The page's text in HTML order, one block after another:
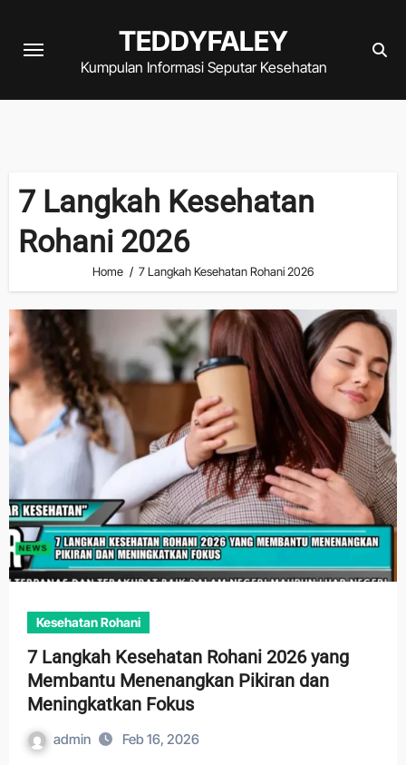
TEDDYFALEY
Kumpulan Informasi Seputar Kesehatan
7 Langkah Kesehatan
Rohani 2026
Home 7 Langkah Kesehatan Rohani 2026
Kesehatan Rohani
7 Langkah Kesehatan Rohani 2026 yang
Membantu Menenangkan Pikiran dan
Meningkatkan Fokus
admin Feb 16, 2026